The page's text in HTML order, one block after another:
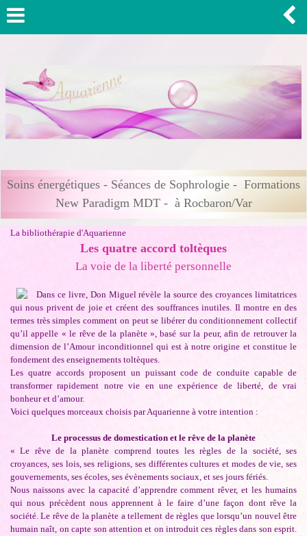
Soins énergétiques - Séances de Sophrologie - Formations
New Paradigm MDT - à Rocbaron/Var
La bibliothérapie d'Aquarienne
Les quatre accord toltèques
La voie de la liberté personnelle
Dans ce livre, Don Miguel révèle la source des croyances limitatrices
qui nous privent de joie et créent des souffrances inutiles. Il montre en des
termes très simples comment on peut se libérer du conditionnement collectif
qu’il appelle « le rêve de la planète », basé sur la peur, afin de retrouver la
dimension de l’Amour inconditionnel qui est à notre origine et constitue le
fondement des enseignements toltèques.
Les quatre accords proposent un puissant code de conduite capable de
transformer rapidement notre vie en une expérience de liberté, de vrai
bonheur et d’amour.
Voici quelques morceaux choisis par Aquarienne à votre intention :
Le processus de domestication et le rêve de la planète
« Le rêve de la planète comprend toutes les règles de la société, ses
croyances, ses lois, ses religions, ses différentes cultures et modes de vie, ses
gouvernements, ses écoles, ses évènements sociaux, et ses jours fériés.
Nous naissons avec la capacité d’apprendre comment rêver, et les humains
qui nous précèdent nous apprennent à le faire d’une façon dont rêve la
société. Le rêve de la planète a tellement de règles que lorsqu’un nouvel être
humain naît, on capte son attention et on introduit ces règles dans son esprit.